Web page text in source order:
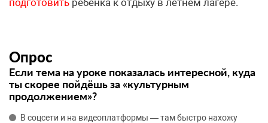
Опрос
Если тема на уроке показалась интересной, куда
ты скорее пойдёшь за «культурным
продолжением»?
В соцсети и на видеоплатформы — там быстро нахожу